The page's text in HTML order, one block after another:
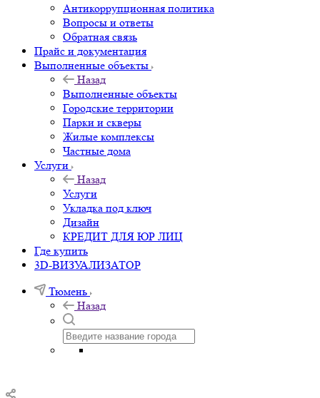
Антикоррупционная политика
Вопросы и ответы
Обратная связь
Прайс и документация
Выполненные объекты
Назад
Выполненные объекты
Городские территории
Парки и скверы
Жилые комплексы
Частные дома
Услуги
Назад
Услуги
Укладка под ключ
Дизайн
КРЕДИТ ДЛЯ ЮР ЛИЦ
Где купить
3D-ВИЗУАЛИЗАТОР
Тюмень
Назад